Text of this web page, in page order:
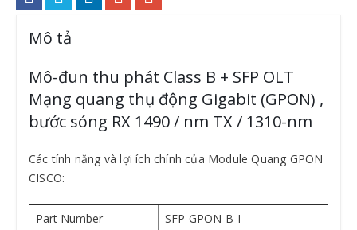
Mô tả
Mô-đun thu phát Class B + SFP OLT
Mạng quang thụ động Gigabit (GPON) ,
bước sóng RX 1490 / nm TX / 1310-nm
Các tính năng và lợi ích chính của Module Quang GPON
CISCO:
Part Number
SFP-GPON-B-I